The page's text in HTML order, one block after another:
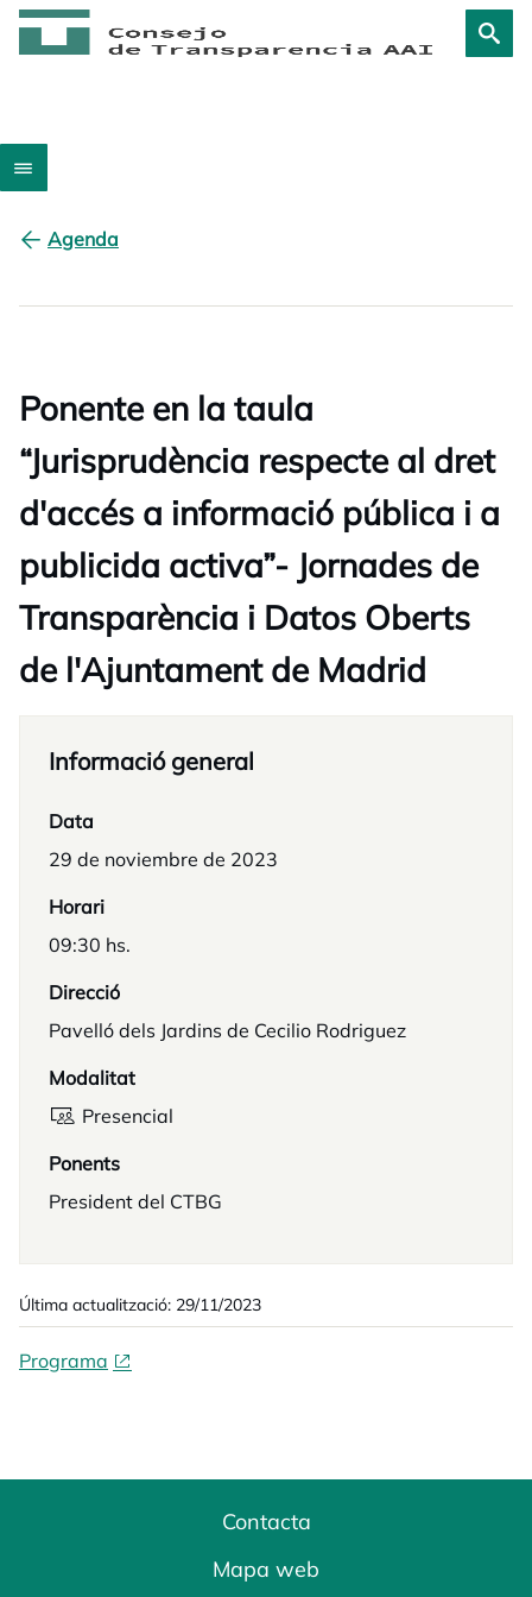
Agenda
Ponente en la taula
“Jurisprudència respecte al dret
d'accés a informació pública i a
publicida activa”- Jornades de
Transparència i Datos Oberts
de l'Ajuntament de Madrid
Informació general
Data
29 de noviembre de 2023
Horari
09:30 hs.
Direcció
Pavelló dels Jardins de Cecilio Rodriguez
Modalitat
Presencial
Ponents
President del CTBG
Última actualització: 29/11/2023
Programa
Contacta
Mapa web